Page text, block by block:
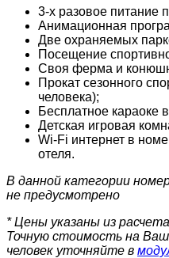
3-х разовое питание
Анимационная
Две охраняемых
Посещение
Своя ферма и
Прокат сезонного
человека);
Бесплатное караоке
Детская игровая
Wi-Fi интернет в
отеля.
В данной категории
не предусмотрено
* Цены указаны из
Точную стоимость на
человек уточняйте в